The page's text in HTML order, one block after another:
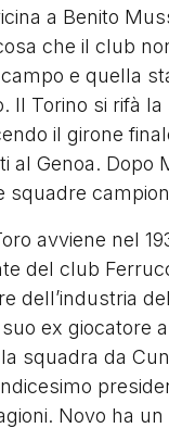
a Benito
che il club
e quella
Il Torino si rifà la
il girone
al Genoa. Dopo
squadre
avviene nel
del club
dell’industria
ex giocatore
squadra da
Novo ha